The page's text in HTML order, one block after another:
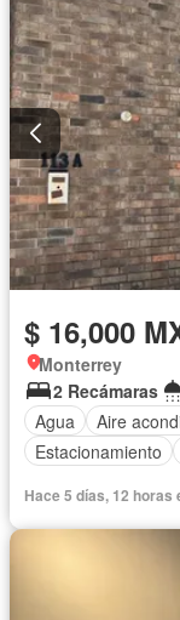
Elevador
Recámara con
Terraza
Vista
Completamente
$ 16,000
Monterrey
2 Recámaras
Agua
Aire
Estacionamiento
Hace 5 días, 12 horas